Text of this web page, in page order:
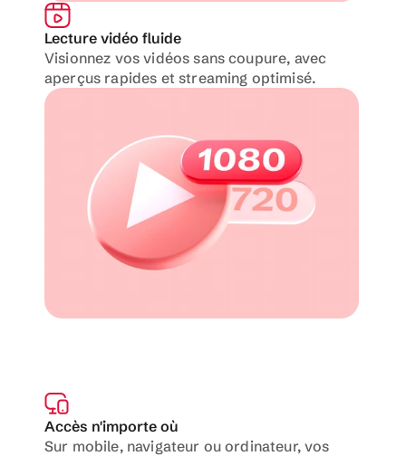
Lecture vidéo fluide
Visionnez vos vidéos sans coupure, avec
aperçus rapides et streaming optimisé.
Accès n'importe où
Sur mobile, navigateur ou ordinateur, vos